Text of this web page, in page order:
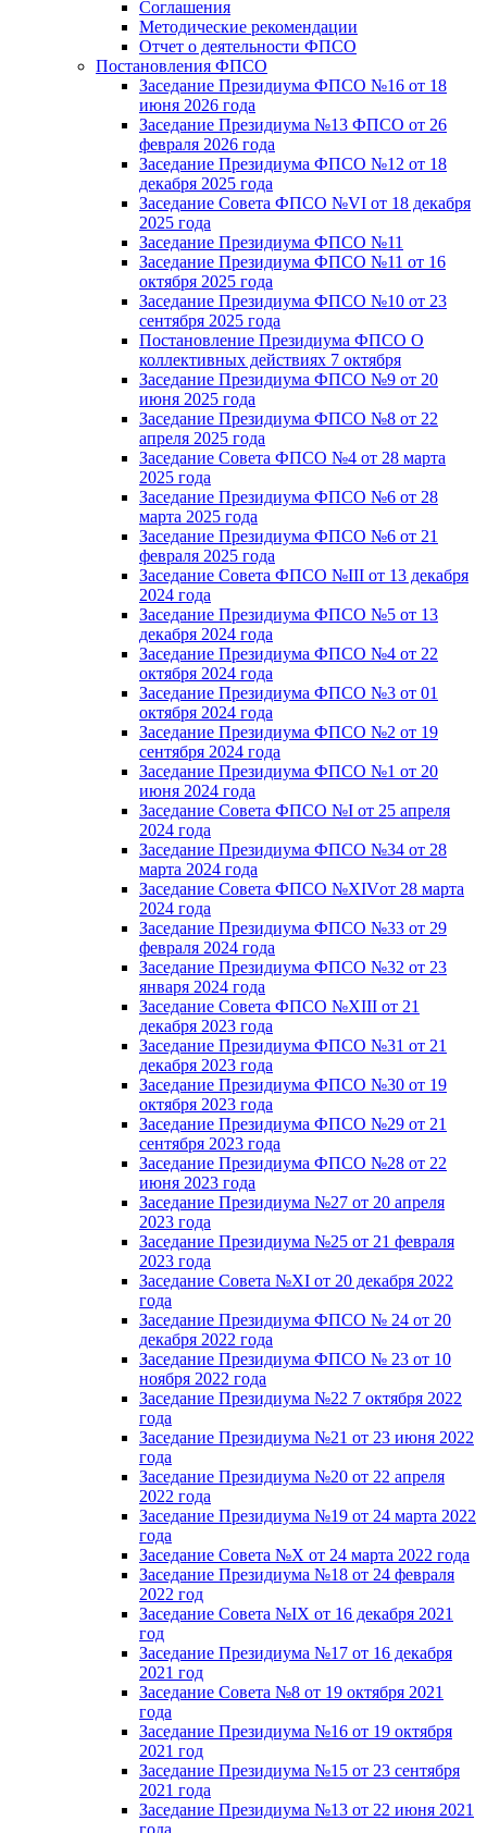
Соглашения
Методические рекомендации
Отчет о деятельности ФПСО
Постановления ФПСО
Заседание Президиума ФПСО №16 от 18
июня 2026 года
Заседание Президиума №13 ФПСО от 26
февраля 2026 года
Заседание Президиума ФПСО №12 от 18
декабря 2025 года
Заседание Совета ФПСО №VI от 18 декабря
2025 года
Заседание Президиума ФПСО №11
Заседание Президиума ФПСО №11 от 16
октября 2025 года
Заседание Президиума ФПСО №10 от 23
сентября 2025 года
Постановление Президиума ФПСО О
коллективных действиях 7 октября
Заседание Президиума ФПСО №9 от 20
июня 2025 года
Заседание Президиума ФПСО №8 от 22
апреля 2025 года
Заседание Совета ФПСО №4 от 28 марта
2025 года
Заседание Президиума ФПСО №6 от 28
марта 2025 года
Заседание Президиума ФПСО №6 от 21
февраля 2025 года
Заседание Совета ФПСО №III от 13 декабря
2024 года
Заседание Президиума ФПСО №5 от 13
декабря 2024 года
Заседание Президиума ФПСО №4 от 22
октября 2024 года
Заседание Президиума ФПСО №3 от 01
октября 2024 года
Заседание Президиума ФПСО №2 от 19
сентября 2024 года
Заседание Президиума ФПСО №1 от 20
июня 2024 года
Заседание Совета ФПСО №I от 25 апреля
2024 года
Заседание Президиума ФПСО №34 от 28
марта 2024 года
Заседание Совета ФПСО №XIVот 28 марта
2024 года
Заседание Президиума ФПСО №33 от 29
февраля 2024 года
Заседание Президиума ФПСО №32 от 23
января 2024 года
Заседание Совета ФПСО №XIII от 21
декабря 2023 года
Заседание Президиума ФПСО №31 от 21
декабря 2023 года
Заседание Президиума ФПСО №30 от 19
октября 2023 года
Заседание Президиума ФПСО №29 от 21
сентября 2023 года
Заседание Президиума ФПСО №28 от 22
июня 2023 года
Заседание Президиума №27 от 20 апреля
2023 года
Заседание Президиума №25 от 21 февраля
2023 года
Заседание Совета №XI от 20 декабря 2022
года
Заседание Президиума ФПСО № 24 от 20
декабря 2022 года
Заседание Президиума ФПСО № 23 от 10
ноября 2022 года
Заседание Президиума №22 7 октября 2022
года
Заседание Президиума №21 от 23 июня 2022
года
Заседание Президиума №20 от 22 апреля
2022 года
Заседание Президиума №19 от 24 марта 2022
года
Заседание Совета №X от 24 марта 2022 года
Заседание Президиума №18 от 24 февраля
2022 год
Заседание Совета №IX от 16 декабря 2021
год
Заседание Президиума №17 от 16 декабря
2021 год
Заседание Совета №8 от 19 октября 2021
года
Заседание Президиума №16 от 19 октября
2021 год
Заседание Президиума №15 от 23 сентября
2021 года
Заседание Президиума №13 от 22 июня 2021
года